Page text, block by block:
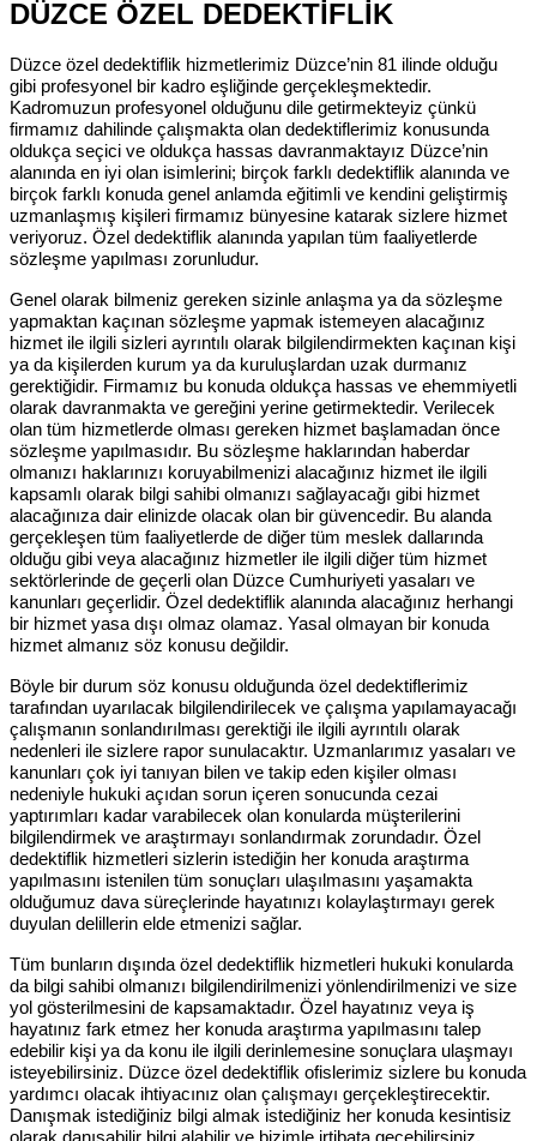
DÜZCE ÖZEL DEDEKTİFLİK
Düzce özel dedektiflik hizmetlerimiz Düzce’nin 81 ilinde olduğu
gibi profesyonel bir kadro eşliğinde gerçekleşmektedir.
Kadromuzun profesyonel olduğunu dile getirmekteyiz çünkü
firmamız dahilinde çalışmakta olan dedektiflerimiz konusunda
oldukça seçici ve oldukça hassas davranmaktayız Düzce’nin
alanında en iyi olan isimlerini; birçok farklı dedektiflik alanında ve
birçok farklı konuda genel anlamda eğitimli ve kendini geliştirmiş
uzmanlaşmış kişileri firmamız bünyesine katarak sizlere hizmet
veriyoruz. Özel dedektiflik alanında yapılan tüm faaliyetlerde
sözleşme yapılması zorunludur.
Genel olarak bilmeniz gereken sizinle anlaşma ya da sözleşme
yapmaktan kaçınan sözleşme yapmak istemeyen alacağınız
hizmet ile ilgili sizleri ayrıntılı olarak bilgilendirmekten kaçınan kişi
ya da kişilerden kurum ya da kuruluşlardan uzak durmanız
gerektiğidir. Firmamız bu konuda oldukça hassas ve ehemmiyetli
olarak davranmakta ve gereğini yerine getirmektedir. Verilecek
olan tüm hizmetlerde olması gereken hizmet başlamadan önce
sözleşme yapılmasıdır. Bu sözleşme haklarından haberdar
olmanızı haklarınızı koruyabilmenizi alacağınız hizmet ile ilgili
kapsamlı olarak bilgi sahibi olmanızı sağlayacağı gibi hizmet
alacağınıza dair elinizde olacak olan bir güvencedir. Bu alanda
gerçekleşen tüm faaliyetlerde de diğer tüm meslek dallarında
olduğu gibi veya alacağınız hizmetler ile ilgili diğer tüm hizmet
sektörlerinde de geçerli olan Düzce Cumhuriyeti yasaları ve
kanunları geçerlidir. Özel dedektiflik alanında alacağınız herhangi
bir hizmet yasa dışı olmaz olamaz. Yasal olmayan bir konuda
hizmet almanız söz konusu değildir.
Böyle bir durum söz konusu olduğunda özel dedektiflerimiz
tarafından uyarılacak bilgilendirilecek ve çalışma yapılamayacağı
çalışmanın sonlandırılması gerektiği ile ilgili ayrıntılı olarak
nedenleri ile sizlere rapor sunulacaktır. Uzmanlarımız yasaları ve
kanunları çok iyi tanıyan bilen ve takip eden kişiler olması
nedeniyle hukuki açıdan sorun içeren sonucunda cezai
yaptırımları kadar varabilecek olan konularda müşterilerini
bilgilendirmek ve araştırmayı sonlandırmak zorundadır. Özel
dedektiflik hizmetleri sizlerin istediğin her konuda araştırma
yapılmasını istenilen tüm sonuçları ulaşılmasını yaşamakta
olduğumuz dava süreçlerinde hayatınızı kolaylaştırmayı gerek
duyulan delillerin elde etmenizi sağlar.
Tüm bunların dışında özel dedektiflik hizmetleri hukuki konularda
da bilgi sahibi olmanızı bilgilendirilmenizi yönlendirilmenizi ve size
yol gösterilmesini de kapsamaktadır. Özel hayatınız veya iş
hayatınız fark etmez her konuda araştırma yapılmasını talep
edebilir kişi ya da konu ile ilgili derinlemesine sonuçlara ulaşmayı
isteyebilirsiniz. Düzce özel dedektiflik ofislerimiz sizlere bu konuda
yardımcı olacak ihtiyacınız olan çalışmayı gerçekleştirecektir.
Danışmak istediğiniz bilgi almak istediğiniz her konuda kesintisiz
olarak danışabilir bilgi alabilir ve bizimle irtibata geçebilirsiniz.